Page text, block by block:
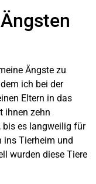
Ängste zu
ich bei der
Eltern in das
ihnen zehn
bis es langweilig für
ins Tierheim und
wurden diese Tiere